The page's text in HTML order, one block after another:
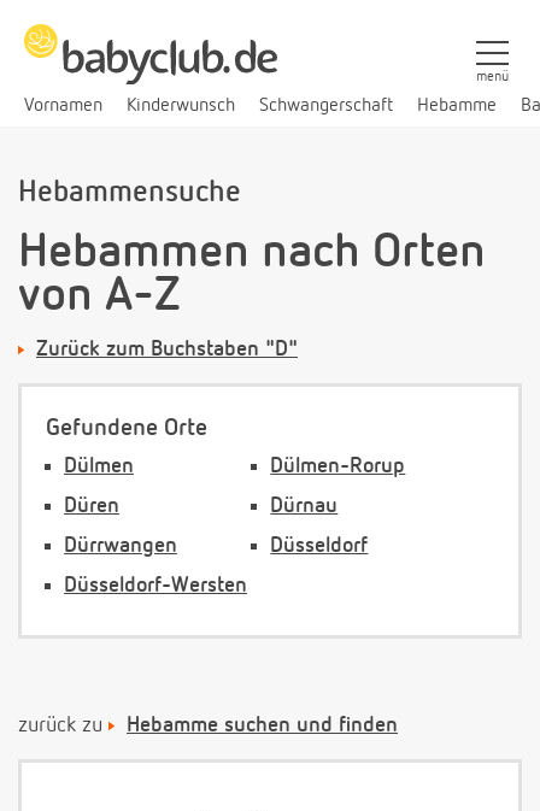
Vornamen Kinderwunsch Schwangerschaft Hebamme
menü
Hebammensuche
Hebammen nach Orten
von A-Z
Zurück zum Buchstaben "D"
Gefundene Orte
Dülmen
Dülmen-Rorup
Düren
Dürnau
Dürrwangen
Düsseldorf
Düsseldorf-Wersten
zurück zu Hebamme suchen und finden